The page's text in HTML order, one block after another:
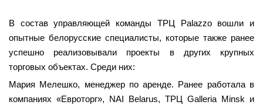
В состав управляющей команды ТРЦ Palazzo вошли и
опытные белорусские специалисты, которые также ранее
успешно реализовывали проекты в других крупных
торговых объектах. Среди них:
Мария Мелешко, менеджер по аренде. Ранее работала в
компаниях «Евроторг», NAI Belarus, ТРЦ Galleria Minsk и